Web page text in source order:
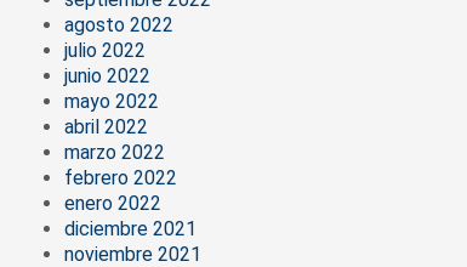
agosto 2022
julio 2022
junio 2022
mayo 2022
abril 2022
marzo 2022
febrero 2022
enero 2022
diciembre 2021
noviembre 2021